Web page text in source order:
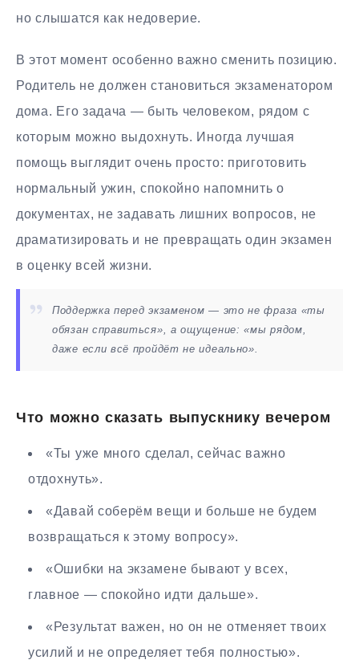
но слышатся как недоверие.
В этот момент особенно важно сменить позицию.
Родитель не должен становиться экзаменатором
дома. Его задача — быть человеком, рядом с
которым можно выдохнуть. Иногда лучшая
помощь выглядит очень просто: приготовить
нормальный ужин, спокойно напомнить о
документах, не задавать лишних вопросов, не
драматизировать и не превращать один экзамен
в оценку всей жизни.
Поддержка перед экзаменом — это не фраза «ты
обязан справиться», а ощущение: «мы рядом,
даже если всё пройдёт не идеально».
Что можно сказать выпускнику вечером
«Ты уже много сделал, сейчас важно
отдохнуть».
«Давай соберём вещи и больше не будем
возвращаться к этому вопросу».
«Ошибки на экзамене бывают у всех,
главное — спокойно идти дальше».
«Результат важен, но он не отменяет твоих
усилий и не определяет тебя полностью».